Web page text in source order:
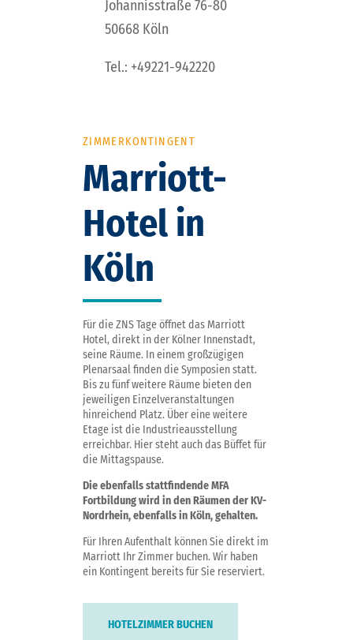
Johannisstraße 76-80
50668 Köln
Tel.: +49221-942220
ZIMMERKONTINGENT
Marriott-
Hotel in
Köln
Für die ZNS Tage öffnet das Marriott
Hotel, direkt in der Kölner Innenstadt,
seine Räume. In einem großzügigen
Plenarsaal finden die Symposien statt.
Bis zu fünf weitere Räume bieten den
jeweiligen Einzelveranstaltungen
hinreichend Platz. Über eine weitere
Etage ist die Industrieausstellung
erreichbar. Hier steht auch das Büffet für
die Mittagspause.
Die ebenfalls stattfindende MFA
Fortbildung wird in den Räumen der KV-
Nordrhein, ebenfalls in Köln, gehalten.
Für Ihren Aufenthalt können Sie direkt im
Marriott Ihr Zimmer buchen. Wir haben
ein Kontingent bereits für Sie reserviert.
HOTELZIMMER BUCHEN